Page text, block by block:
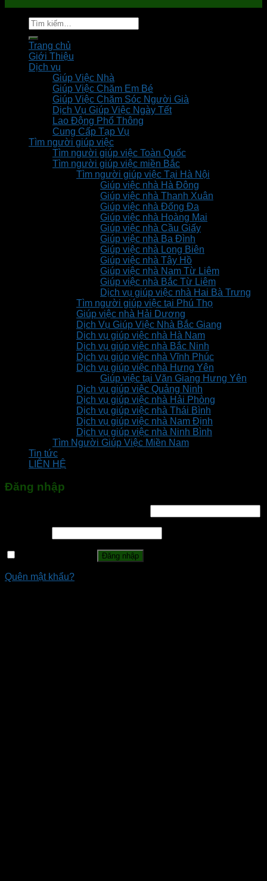
Tìm
kiếm:
Trang chủ
Giới Thiệu
Dịch vụ
Giúp Việc Nhà
Giúp Việc Chăm Em Bé
Giúp Việc Chăm Sóc Người Già
Dịch Vụ Giúp Việc Ngày Tết
Lao Động Phổ Thông
Cung Cấp Tạp Vụ
Tìm người giúp việc
Tìm người giúp việc Toàn Quốc
Tìm người giúp việc miền Bắc
Tìm người giúp việc Tại Hà Nội
Giúp việc nhà Hà Đông
Giúp việc nhà Thanh Xuân
Giúp việc nhà Đống Đa
Giúp việc nhà Hoàng Mai
Giúp việc nhà Cầu Giấy
Giúp việc nhà Ba Đình
Giúp việc nhà Long Biên
Giúp việc nhà Tây Hồ
Giúp việc nhà Nam Từ Liêm
Giúp việc nhà Bắc Từ Liêm
Dịch vụ giúp việc nhà Hai Bà Trưng
Tìm người giúp việc tại Phú Thọ
Giúp việc nhà Hải Dương
Dịch Vụ Giúp Việc Nhà Bắc Giang
Dịch vụ giúp việc nhà Hà Nam
Dịch vụ giúp việc nhà Bắc Ninh
Dịch vụ giúp việc nhà Vĩnh Phúc
Dịch vụ giúp việc nhà Hưng Yên
Giúp việc tại Văn Giang Hưng Yên
Dịch vụ giúp việc Quảng Ninh
Dịch vụ giúp việc nhà Hải Phòng
Dịch vụ giúp việc nhà Thái Bình
Dịch vụ giúp việc nhà Nam Định
Dịch vụ giúp việc nhà Ninh Bình
Tìm Người Giúp Việc Miền Nam
Tin tức
LIÊN HỆ
Đăng nhập
Đăng nhập
Quên mật khẩu?